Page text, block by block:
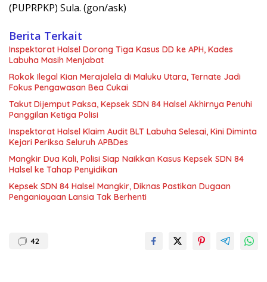
(PUPRPKP) Sula. (gon/ask)
Berita Terkait
Inspektorat Halsel Dorong Tiga Kasus DD ke APH, Kades
Labuha Masih Menjabat
Rokok Ilegal Kian Merajalela di Maluku Utara, Ternate Jadi
Fokus Pengawasan Bea Cukai
Takut Dijemput Paksa, Kepsek SDN 84 Halsel Akhirnya Penuhi
Panggilan Ketiga Polisi
Inspektorat Halsel Klaim Audit BLT Labuha Selesai, Kini Diminta
Kejari Periksa Seluruh APBDes
Mangkir Dua Kali, Polisi Siap Naikkan Kasus Kepsek SDN 84
Halsel ke Tahap Penyidikan
Kepsek SDN 84 Halsel Mangkir, Diknas Pastikan Dugaan
Penganiayaan Lansia Tak Berhenti
42